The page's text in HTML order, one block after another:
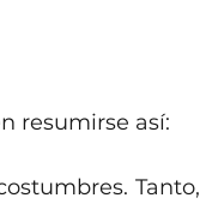
resumirse así:
Tanto,